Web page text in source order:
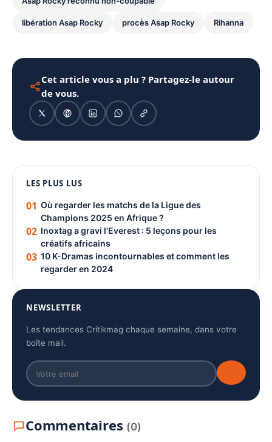
libération Asap Rocky procès Asap Rocky Rihanna
Cet article vous a plu ? Partagez-le autour
de vous.
PUBLICITÉ
LES PLUS LUS
01 Où regarder les matchs de la Ligue des
Champions 2025 en Afrique ?
02 Inoxtag a gravi l’Everest : 5 leçons pour les
créatifs africains
03 10 K-Dramas incontournables et comment les
regarder en 2024
NEWSLETTER
Les tendances Critikmag chaque semaine, dans votre
boîte mail.
Commentaires (0)